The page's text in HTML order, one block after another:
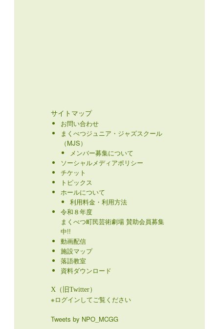
サイトマップ
お問い合わせ
まくべつジュニア・ジャズスクール
（MJS）
メンバー募集について
ソーシャルメディアポリシー
チケット
トピックス
ホールについて
利用料金・利用方法
令和８年度
まくべつ町民芸術劇場 賛助会員募集
中!!
動画配信
施設マップ
落語教室
資料ダウンロード
X（旧Twitter）
※ログインしてご覧ください
Tweets by NPO_MCGG